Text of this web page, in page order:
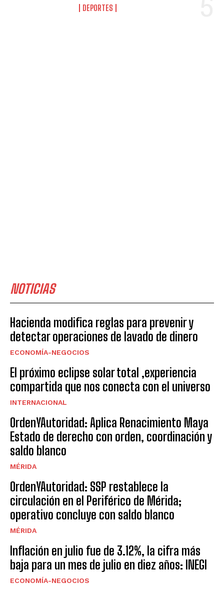
DEPORTES
NOTICIAS
Hacienda modifica reglas para prevenir y
detectar operaciones de lavado de dinero
ECONOMÍA-NEGOCIOS
El próximo eclipse solar total ,experiencia
compartida que nos conecta con el universo
INTERNACIONAL
OrdenYAutoridad: Aplica Renacimiento Maya
Estado de derecho con orden, coordinación y
saldo blanco
MÉRIDA
OrdenYAutoridad: SSP restablece la
circulación en el Periférico de Mérida;
operativo concluye con saldo blanco
MÉRIDA
Inflación en julio fue de 3.12%, la cifra más
baja para un mes de julio en diez años: INEGI
ECONOMÍA-NEGOCIOS